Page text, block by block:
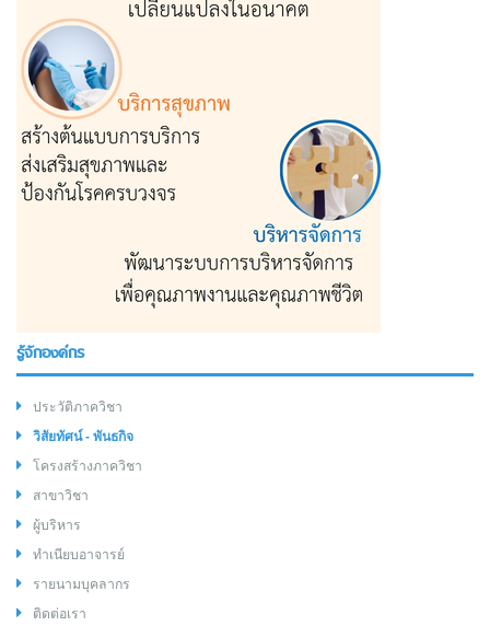
รู้จักองค์กร
ประวัติภาควิชา
วิสัยทัศน์ - พันธกิจ
โครงสร้างภาควิชา
สาขาวิชา
ผู้บริหาร
ทำเนียบอาจารย์
รายนามบุคลากร
ติดต่อเรา